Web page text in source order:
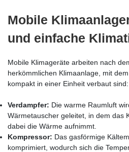
Mobile
und einfache
Mobile Klimageräte arbeiten nach
herkömmlichen Klimaanlage, mit
kompakt in einer Einheit verbaut sind:
Verdampfer: Die warme Raumluft
Wärmetauscher geleitet, in dem das
dabei die Wärme aufnimmt.
Kompressor: Das gasförmige
komprimiert, wodurch sich die